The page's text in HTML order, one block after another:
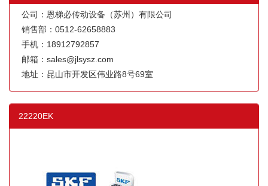
公司：恩梯必传动设备（苏州）有限公司
销售部：0512-62658883
手机：18912792857
邮箱：sales@jlsysz.com
地址：昆山市开发区伟业路8号69室
22220EK